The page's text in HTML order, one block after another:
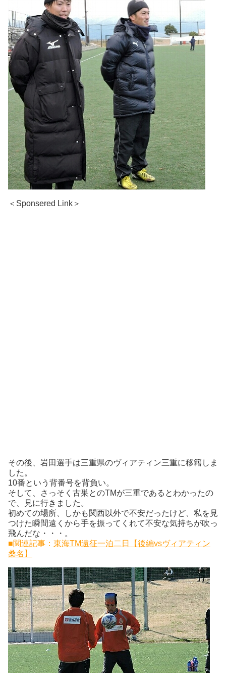
＜Sponsered Link＞
その後、岩田選手は三重県のヴィアティン三重に移籍しま
した。
10番という背番号を背負い。
そして、さっそく古巣とのTMが三重であるとわかったの
で、見に行きました。
初めての場所、しかも関西以外で不安だったけど、私を見
つけた瞬間遠くから手を振ってくれて不安な気持ちが吹っ
飛んだな・・・。
■関連記事： 東海TM遠征一泊二日【後編vsヴィアティン
桑名】